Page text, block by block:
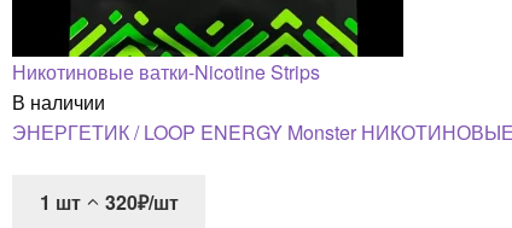
Никотиновые ватки-Nicotine Strips
В наличии
ЭНЕРГЕТИК / LOOP ENERGY Monster
1 шт
320₽/шт